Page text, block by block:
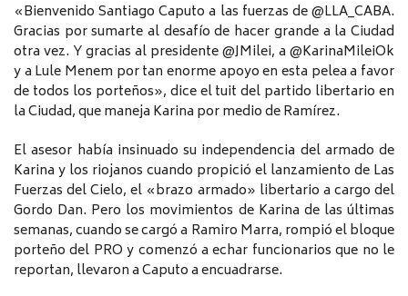
«Bienvenido Santiago Caputo a las fuerzas de @LLA_CABA.
Gracias por sumarte al desafío de hacer grande a la Ciudad
otra vez. Y gracias al presidente @JMilei, a @KarinaMileiOk
y a Lule Menem por tan enorme apoyo en esta pelea a favor
de todos los porteños», dice el tuit del partido libertario en
la Ciudad, que maneja Karina por medio de Ramírez.
El asesor había insinuado su independencia del armado de
Karina y los riojanos cuando propició el lanzamiento de Las
Fuerzas del Cielo, el «brazo armado» libertario a cargo del
Gordo Dan. Pero los movimientos de Karina de las últimas
semanas, cuando se cargó a Ramiro Marra, rompió el bloque
porteño del PRO y comenzó a echar funcionarios que no le
reportan, llevaron a Caputo a encuadrarse.